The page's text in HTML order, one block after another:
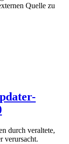
Quelle zu
durch veraltete,
verursacht.